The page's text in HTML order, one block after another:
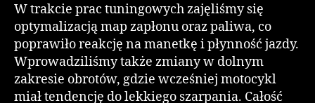
W trakcie prac tuningowych zajęliśmy się
optymalizacją map zapłonu oraz paliwa, co
poprawiło reakcję na manetkę i płynność jazdy.
Wprowadziliśmy także zmiany w dolnym
zakresie obrotów, gdzie wcześniej motocykl
miał tendencję do lekkiego szarpania. Całość